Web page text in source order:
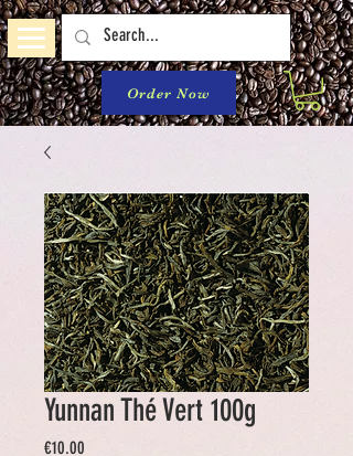
Order Now
Yunnan Thé Vert 100g
€10.00